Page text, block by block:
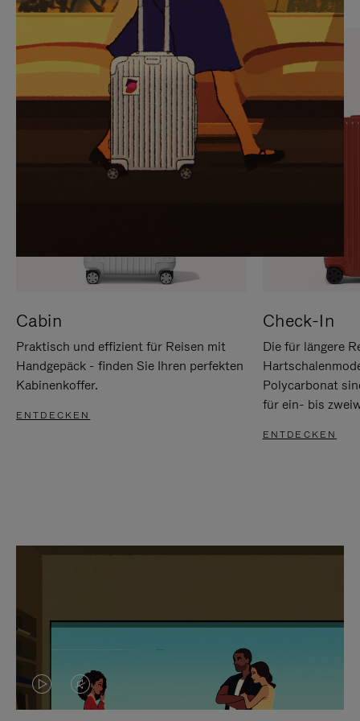
SIE,
UM
ANZUHALTEN
AUFHEBEN
DER
STUMMSCHALTUNG
Cabin
Praktisch und effizient für Reisen mit
Handgepäck - finden Sie Ihren perfekten
Kabinenkoffer.
ENTDECKEN
Check-In
Die für längere
Polycarbonat
für ein- bis
ENTDECKEN
DASVIDEO